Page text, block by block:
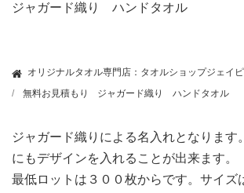
ジャガード織り ハンドタオル
オリジナルタオル専門店：タオルショップジェイ
無料お見積もり
ジャガード織り ハンドタオル
ジャガード織りによる名入れとなります
にもデザインを入れることが出来ます。
最低ロットは３００枚からです。サイズ